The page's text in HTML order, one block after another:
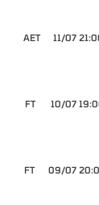
11/07
AET
10/07
FT
09/07
FT